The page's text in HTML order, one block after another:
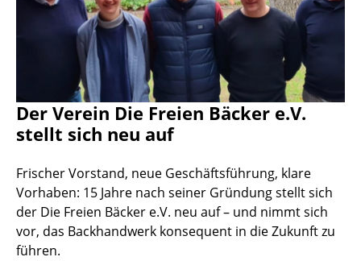
Der Verein Die Freien Bäcker e.V.
stellt sich neu auf
Frischer Vorstand, neue Geschäftsführung, klare
Vorhaben: 15 Jahre nach seiner Gründung stellt sich
der Die Freien Bäcker e.V. neu auf – und nimmt sich
vor, das Backhandwerk konsequent in die Zukunft zu
führen.